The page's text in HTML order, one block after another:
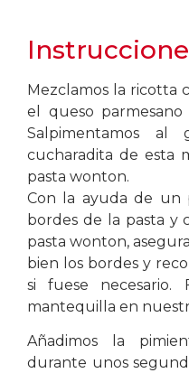
Mezclamos la ricotta
el queso
Salpimentamos al
cucharadita de esta
pasta wonton.
Con la ayuda de un
bordes de la pasta y
pasta wonton,
bien los bordes y
si fuese necesario.
mantequilla en
Añadimos la
durante unos